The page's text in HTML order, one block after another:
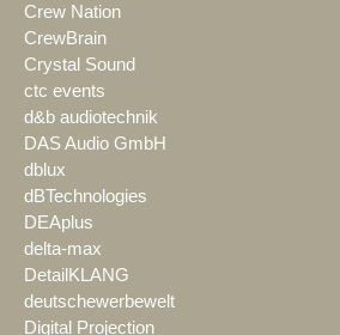
Crew Nation
CrewBrain
Crystal Sound
ctc events
d&b audiotechnik
DAS Audio GmbH
dblux
dBTechnologies
DEAplus
delta-max
DetailKLANG
deutschewerbewelt
Digital Projection